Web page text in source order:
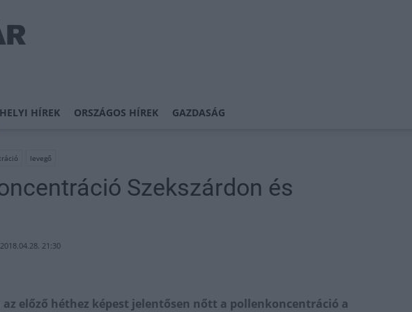
HELYI HÍREK ORSZÁGOS HÍREK GAZDASÁG
levegő
Szekszárdon és
2018.04.28. 21:30
az előző héthez képest jelentősen nőtt a pollenkoncentráció a